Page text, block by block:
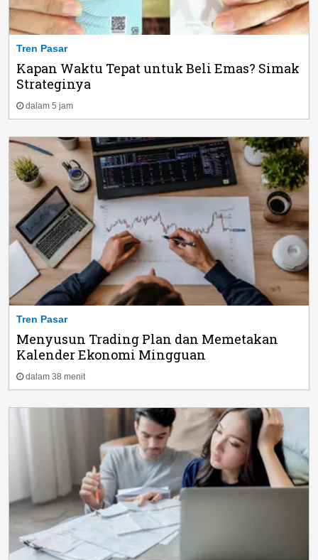
Tren Pasar
Kapan Waktu Tepat untuk Beli Emas? Simak
Strateginya
dalam 5 jam
Tren Pasar
Menyusun Trading Plan dan Memetakan
Kalender Ekonomi Mingguan
dalam 38 menit